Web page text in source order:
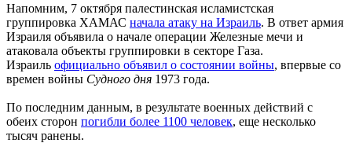
Напомним, 7 октября палестинская исламистская
группировка ХАМАС начала атаку на Израиль. В ответ армия
Израиля объявила о начале операции Железные мечи и
атаковала объекты группировки в секторе Газа.
Израиль официально объявил о состоянии войны, впервые со
времен войны Судного дня 1973 года.
По последним данным, в результате военных действий с
обеих сторон погибли более 1100 человек, еще несколько
тысяч ранены.